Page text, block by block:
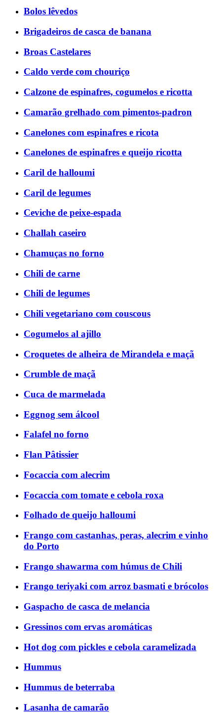
Bolos lêvedos
Brigadeiros de casca de banana
Broas Castelares
Caldo verde com chouriço
Calzone de espinafres, cogumelos e ricotta
Camarão grelhado com pimentos-padron
Canelones com espinafres e ricota
Canelones de espinafres e queijo ricotta
Caril de halloumi
Caril de legumes
Ceviche de peixe-espada
Challah caseiro
Chamuças no forno
Chili de carne
Chili de legumes
Chili vegetariano com couscous
Cogumelos al ajillo
Croquetes de alheira de Mirandela e maçã
Crumble de maçã
Cuca de marmelada
Eggnog sem álcool
Falafel no forno
Flan Pâtissier
Focaccia com alecrim
Focaccia com tomate e cebola roxa
Folhado de queijo halloumi
Frango com castanhas, peras, alecrim e vinho
do Porto
Frango shawarma com húmus de Chili
Frango teriyaki com arroz basmati e brócolos
Gaspacho de casca de melancia
Gressinos com ervas aromáticas
Hot dog com pickles e cebola caramelizada
Hummus
Hummus de beterraba
Lasanha de camarão